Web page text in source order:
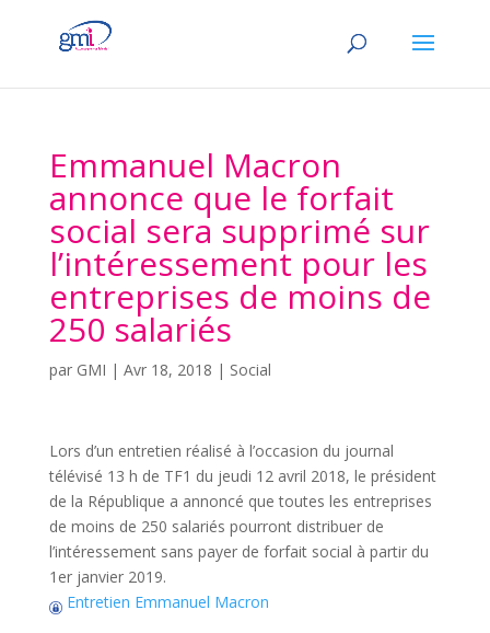
Emmanuel Macron
annonce que le forfait
social sera supprimé sur
l’intéressement pour les
entreprises de moins de
250 salariés
par GMI | Avr 18, 2018 | Social
Lors d’un entretien réalisé à l’occasion du journal
télévisé 13 h de TF1 du jeudi 12 avril 2018, le président
de la République a annoncé que toutes les entreprises
de moins de 250 salariés pourront distribuer de
l’intéressement sans payer de forfait social à partir du
1er janvier 2019.
Entretien Emmanuel Macron